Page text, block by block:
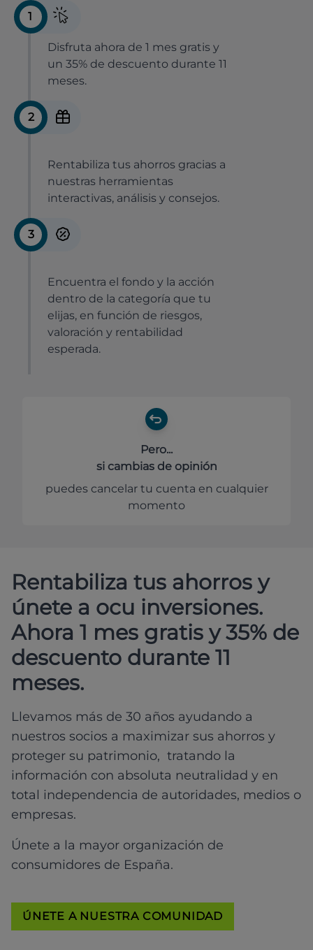
1
Disfruta ahora de 1 mes gratis y
un 35% de descuento durante 11
meses.
2
Rentabiliza tus ahorros gracias a
nuestras herramientas
interactivas, análisis y consejos.
3
Encuentra el fondo y la acción
dentro de la categoría que tu
elijas, en función de riesgos,
valoración y rentabilidad
esperada.
Pero...
si cambias de opinión
puedes cancelar tu cuenta en cualquier
momento
Rentabiliza tus ahorros y
únete a ocu inversiones.
Ahora 1 mes gratis y 35% de
descuento durante 11
meses.
Llevamos más de 30 años ayudando a
nuestros socios a maximizar sus ahorros y
proteger su patrimonio, tratando la
información con absoluta neutralidad y en
total independencia de autoridades, medios o
empresas.
Únete a la mayor organización de
consumidores de España.
ÚNETE A NUESTRA COMUNIDAD